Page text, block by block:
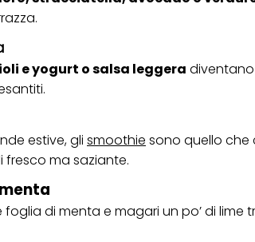
e yogurt o salsa leggera
estive, gli smoothie sono quello che
ma saziante.
foglia di menta e magari un po’ di lime